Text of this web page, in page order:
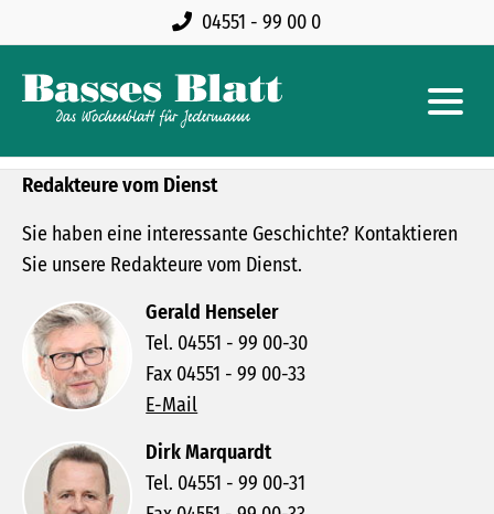
04551 - 99 00 0
Redakteure vom Dienst
Sie haben eine interessante Geschichte? Kontaktieren
Sie unsere Redakteure vom Dienst.
Gerald Henseler
Tel. 04551 - 99 00-30
Fax 04551 - 99 00-33
E-Mail
Dirk Marquardt
Tel. 04551 - 99 00-31